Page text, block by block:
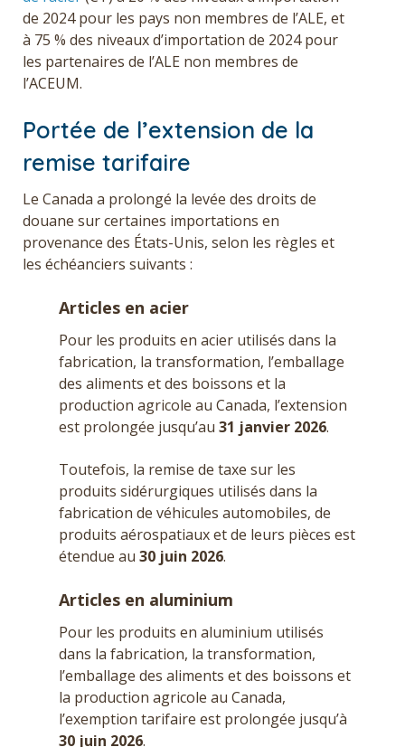
de 2024 pour les pays non membres de l’ALE, et
à 75 % des niveaux d’importation de 2024 pour
les partenaires de l’ALE non membres de
l’ACEUM.
Portée de l’extension de la
remise tarifaire
Le Canada a prolongé la levée des droits de
douane sur certaines importations en
provenance des États-Unis, selon les règles et
les échéanciers suivants :
Articles en acier
Pour les produits en acier utilisés dans la
fabrication, la transformation, l’emballage
des aliments et des boissons et la
production agricole au Canada, l’extension
est prolongée jusqu’au 31 janvier 2026.
Toutefois, la remise de taxe sur les
produits sidérurgiques utilisés dans la
fabrication de véhicules automobiles, de
produits aérospatiaux et de leurs pièces est
étendue au 30 juin 2026.
Articles en aluminium
Pour les produits en aluminium utilisés
dans la fabrication, la transformation,
l’emballage des aliments et des boissons et
la production agricole au Canada,
l’exemption tarifaire est prolongée jusqu’à
30 juin 2026.